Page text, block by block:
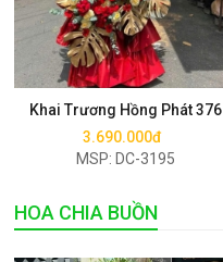
Khai Trương Hồng Phát 376
3.690.000đ
MSP: DC-3195
Mua ngay
HOA CHIA BUỒN